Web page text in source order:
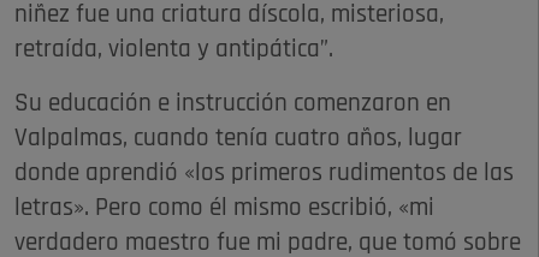
niñez fue una criatura díscola, misteriosa,
retraída, violenta y antipática”.
Su educación e instrucción comenzaron en
Valpalmas, cuando tenía cuatro años, lugar
donde aprendió «los primeros rudimentos de las
letras». Pero como él mismo escribió, «mi
verdadero maestro fue mi padre, que tomó sobre